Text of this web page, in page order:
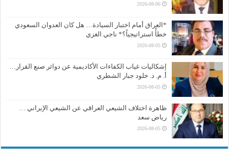
2026-08-06
*العراق أمام اختبار السيادة… هل كان العدوان السعودي
خطأً استراتيجياً؟* ناجي الغزي
2026-08-05
إشكاليات غياب الكفاءات الأكاديمية عن دوائر صنع القرار…
أ. م. د. خلود جبار الشطري
2026-08-05
ظاهرة اختلاف الشيعي العراقي عن الشيعي الإيراني …
رياض سعد
2026-08-05